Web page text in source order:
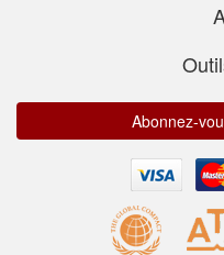
Abonnez-